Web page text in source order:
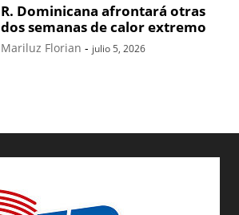
R. Dominicana afrontará otras
dos semanas de calor extremo
Mariluz Florian - julio 5, 2026